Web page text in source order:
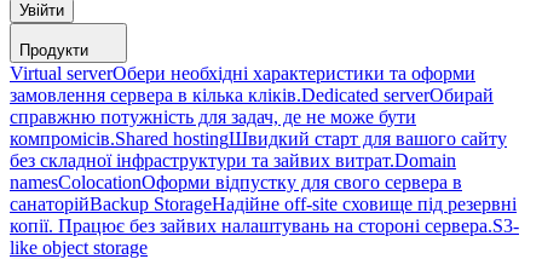
Увійти
Продукти
Virtual serverОбери необхідні характеристики та оформи
замовлення сервера в кілька кліків.Dedicated serverОбирай
справжню потужність для задач, де не може бути
компромісів.Shared hostingШвидкий старт для вашого сайту
без складної інфраструктури та зайвих витрат.Domain
namesColocationОформи відпустку для свого сервера в
санаторійBackup StorageНадійне off-site сховище під резервні
копії. Працює без зайвих налаштувань на стороні сервера.S3-
like object storage